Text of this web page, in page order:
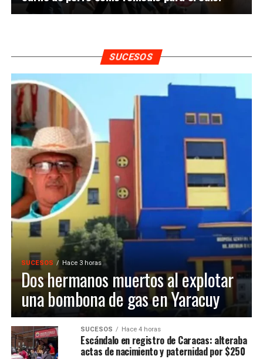
SUCESOS
SUCESOS Hace 3 horas
Dos hermanos muertos al explotar
una bombona de gas en Yaracuy
SUCESOS Hace 4 horas
Escándalo en registro de Caracas: alteraba
actas de nacimiento y paternidad por $250